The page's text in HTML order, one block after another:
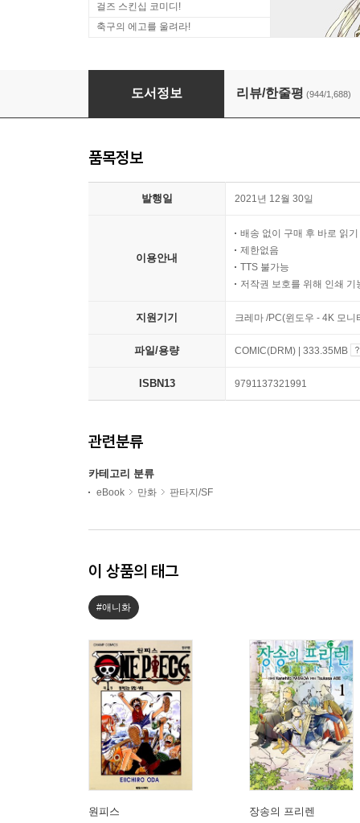
걸즈 스킨십 코미디!
축구의 에고를 울려라!
장송의 프리렌
도서정보 리뷰/한줄평 (944/1,688)
품목정보
발행일 2021년 12월 30일
이용안내
배송 없이 구매 후 바로 읽기
제한없음
TTS 불가능
저작권 보호를 위해 인쇄 기
지원기기 크레마 /PC(윈도우 - 4K 모
파일/용량 COMIC(DRM) | 333.35MB
ISBN13 9791137321991
관련분류
카테고리 분류
eBook 만화 판타지/SF
이 상품의 태그
#애니화
원피스 장송의 프리렌